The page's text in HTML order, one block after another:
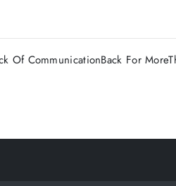
Of CommunicationBack For